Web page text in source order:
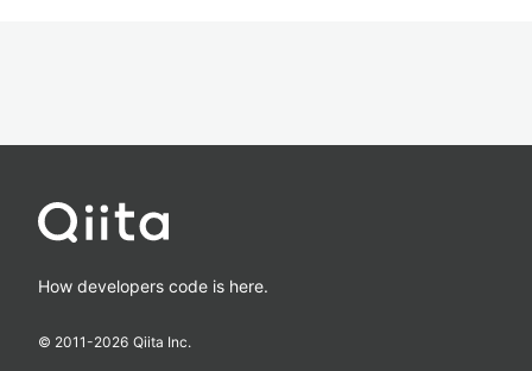
How developers code is here.
© 2011-2026 Qiita Inc.